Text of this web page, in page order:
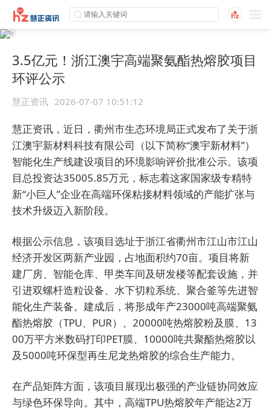
3.5亿元！浙江澳宇高端聚氨酯热熔胶项目
环评公示
慧正资讯 2026-07-07 10:51:12
慧正资讯，近日，衢州市生态环境局正式发布了关于浙
江澳宇新材料科技有限公司（以下简称“澳宇新材料”）
智能化生产线建设项目的环境影响评价批准公示。该项
目总投资达35005.85万元，标志着这家国家级专精特
新“小巨人”企业在高端环保粘接材料领域的产能扩张与
技术升级迈入新阶段。
根据公示信息，该项目选址于浙江省衢州市江山市江山
经济开发区两新产业园，占地面积约70亩。项目将新
建厂房、智能仓库、甲类车间及研发楼等配套设施，并
引进双螺杆造粒设备、水下切粒系统、聚合釜等先进智
能化生产装备。建成后，将形成年产23000吨高端聚氨
酯热熔胶（TPU、PUR）、20000吨热熔胶粉及膜、13
00万平方米数码打印PET膜、10000吨共聚酯热熔胶以
及5000吨环保型再生尼龙热熔胶的综合生产能力。
在产品矩阵方面，该项目展现出极强的产业链协同效应
与绿色环保导向。其中，高端TPU热熔胶年产能达2万